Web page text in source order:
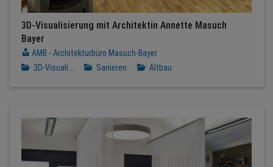
3D-Visualisierung mit Architektin Annette Masuch
Bayer
AMB - Architekturbüro Masuch-Bayer
3D-Visuali...
Sanieren Altbau